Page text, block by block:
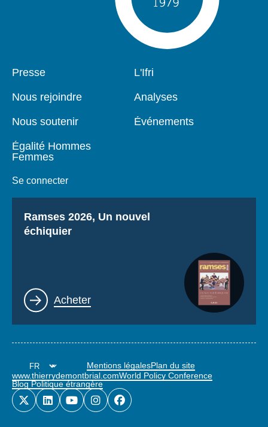
Pied
page
Presse
Nous rejoindre
Nous soutenir
Égalité Hommes
Femmes
Se connecter
Navigation
L'Ifri
Analyses
Événements
Titre
Ramses 2026, Un nouvel
échiquier
Lien
Acheter
Mentions légalesPlan du site
www.thierrydemontbrial.comWorld Policy Conference
Blog Politique étrangère